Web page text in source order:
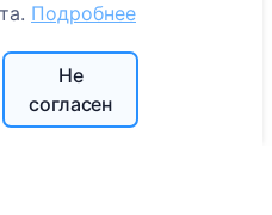
вопросы
Подробнее
Не
согласен